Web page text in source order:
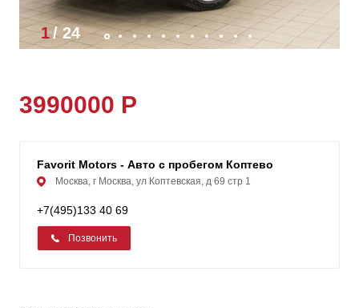
1/24
3990000 Р
Favorit Motors - Авто с пробегом Коптевo
Москва, г Москва, ул Коптевская, д 69 стр 1
+7(495)133 40 69
Позвонить